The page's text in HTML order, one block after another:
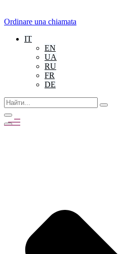
Ordinare una chiamata
IT
EN
UA
RU
FR
DE